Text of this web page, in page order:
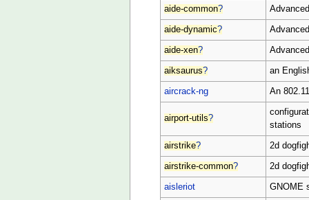
aide-common?
aide-dynamic?
aide-xen?
aiksaurus? an
aircrack-ng An
airport-utils?
stations
airstrike? 2d
airstrike-common? 2d
aisleriot GNOME